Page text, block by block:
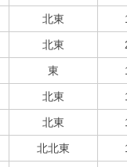
北東
北東
東
北東
北東
北北東